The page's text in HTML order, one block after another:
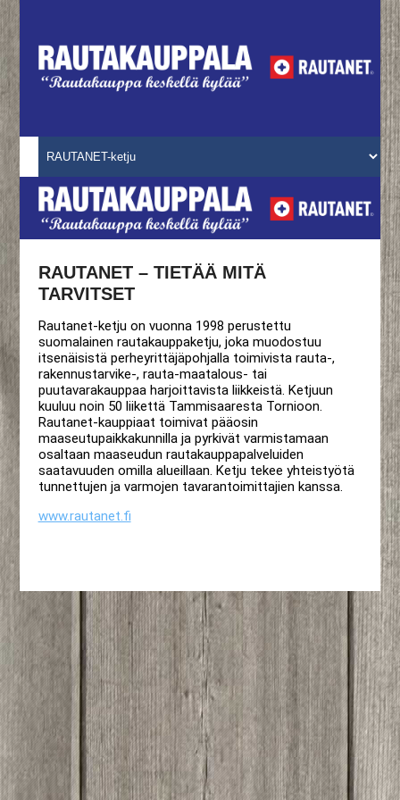
RAUTANET – TIETÄÄ MITÄ
TARVITSET
Rautanet-ketju on vuonna 1998 perustettu
suomalainen rautakauppaketju, joka muodostuu
itsenäisistä perheyrittäjäpohjalla toimivista rauta-,
rakennustarvike-, rauta-maatalous- tai
puutavarakauppaa harjoittavista liikkeistä. Ketjuun
kuuluu noin 50 liikettä Tammisaaresta Tornioon.
Rautanet-kauppiaat toimivat pääosin
maaseutupaikkakunnilla ja pyrkivät varmistamaan
osaltaan maaseudun rautakauppapalveluiden
saatavuuden omilla alueillaan. Ketju tekee yhteistyötä
tunnettujen ja varmojen tavarantoimittajien kanssa.
www.rautanet.fi